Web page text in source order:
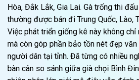
Hòa, Đắk Lắk, Gia Lai. Gà trống thi
thường được bán đi Trung Quốc, Lào,
Việc phát triển giống kê này không
mà còn góp phần bảo tồn nét đẹp
người dân tại tỉnh. Đã từng có nhiều
bàn cân so sánh giữa già chọi Bình